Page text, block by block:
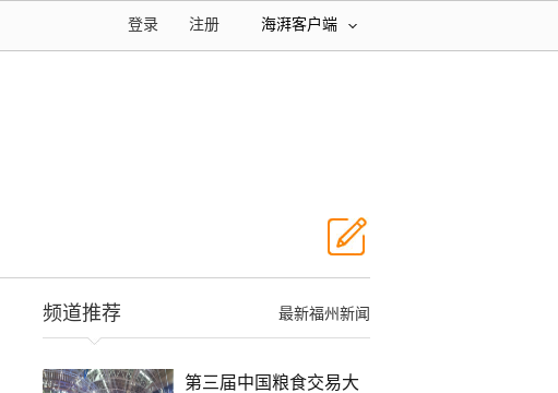
海湃客户端
注册
登录
最新福州新闻
频道推荐
第三届中国粮食交易大